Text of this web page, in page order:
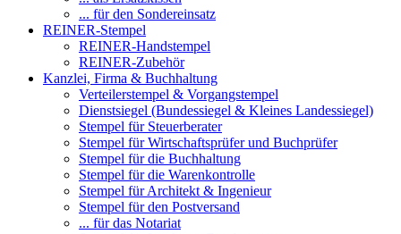
... für den Sondereinsatz
REINER-Stempel
REINER-Handstempel
REINER-Zubehör
Kanzlei, Firma & Buchhaltung
Verteilerstempel & Vorgangstempel
Dienstsiegel (Bundessiegel & Kleines Landessiegel)
Stempel für Steuerberater
Stempel für Wirtschaftsprüfer und Buchprüfer
Stempel für die Buchhaltung
Stempel für die Warenkontrolle
Stempel für Architekt & Ingenieur
Stempel für den Postversand
... für das Notariat